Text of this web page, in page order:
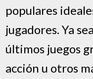
populares
jugadores. Ya
últimos juegos
acción u otros